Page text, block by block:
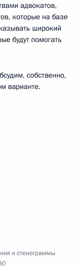
адвокатов,
которые на базе
широкий
будут помогать
собственно,
варианте.
и стенограммы